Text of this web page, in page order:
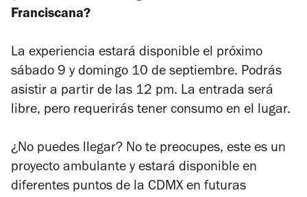
Franciscana?
La experiencia estará disponible el próximo
sábado 9 y domingo 10 de septiembre. Podrás
asistir a partir de las 12 pm. La entrada será
libre, pero requerirás tener consumo en el lugar.
¿No puedes llegar? No te preocupes, este es un
proyecto ambulante y estará disponible en
diferentes puntos de la CDMX en futuras